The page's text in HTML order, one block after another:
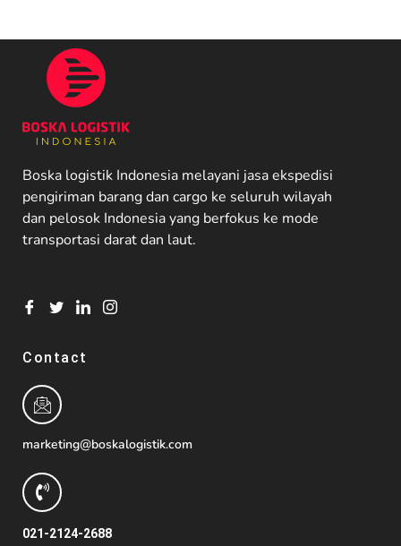
Boska logistik Indonesia melayani jasa ekspedisi
pengiriman barang dan cargo ke seluruh wilayah
dan pelosok Indonesia yang berfokus ke mode
transportasi darat dan laut.
Contact
marketing@boskalogistik.com
021-2124-2688